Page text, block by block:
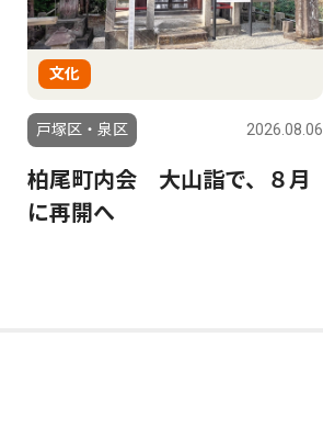
文化
戸塚区・泉区 2026.08.06
柏尾町内会 大山詣で、８月
に再開へ